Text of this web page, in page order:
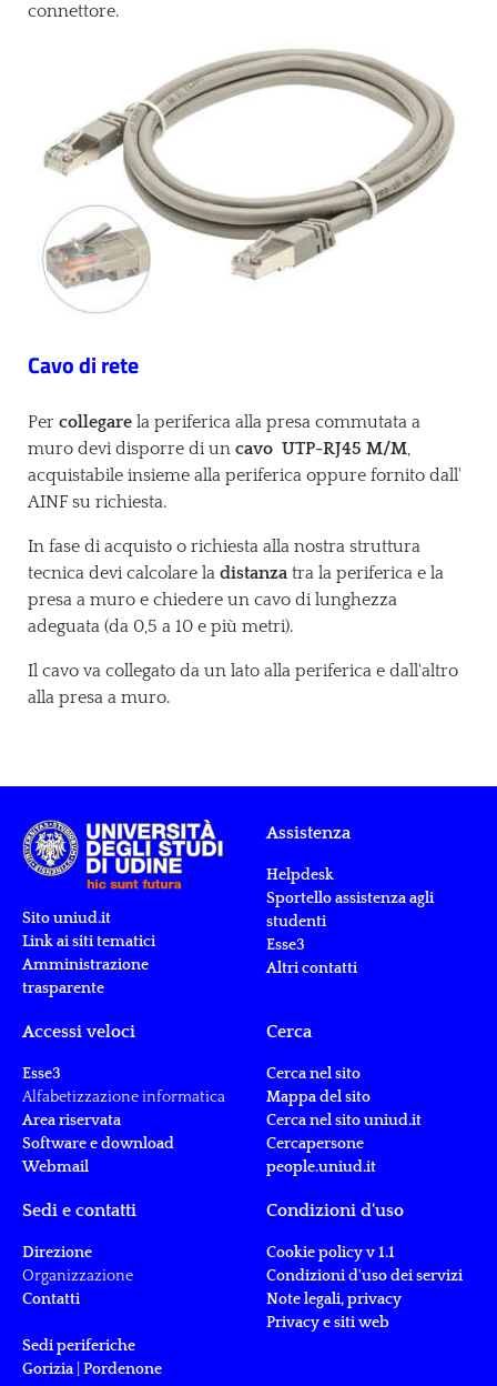
connettore.
Cavo di rete
Per collegare la periferica alla presa commutata a
muro devi disporre di uncavo UTP-RJ45 M/M,
acquistabile insieme alla periferica oppure fornito dall'
AINF su richiesta.
In fase di acquisto o richiesta alla nostra struttura
tecnica devi calcolare la distanza tra la periferica e la
presa a muro e chiedere un cavo di lunghezza
adeguata (da 0,5 a 10 e più metri).
Il cavo va collegato da un lato alla periferica e dall'altro
alla presa a muro.
Sito uniud.it
Link ai siti tematici
Amministrazione
trasparente
Assistenza
Helpdesk
Sportello assistenza agli
studenti
Esse3
Altri contatti
Accessi veloci
Esse3
Alfabetizzazione informatica
Area riservata
Software e download
Webmail
Cerca
Cerca nel sito
Mappa del sito
Cerca nel sito uniud.it
Cercapersone
people.uniud.it
Sedi e contatti
Direzione
Organizzazione
Contatti
Sedi periferiche
Gorizia |Pordenone
Condizioni d'uso
Cookie policy v 1.1
Condizioni d'uso dei servizi
Note legali, privacy
Privacy e siti web